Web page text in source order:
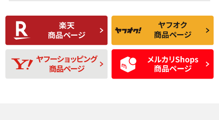
C
比較的きれいな中古
品
C
られるが、使用に問
題のない中古品
D
使用感や目立つ傷が
あり、一般的な中古
品
D
残り溝も少なく、偏
磨耗がみられ、短期
間使用できるくらい
の中古品